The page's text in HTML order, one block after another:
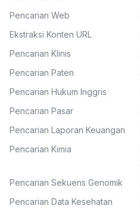
Pencarian Web
Ekstraksi Konten URL
Pencarian Klinis
Pencarian Paten
Pencarian Hukum Inggris
Pencarian Pasar
Pencarian Laporan Keuangan
Pencarian Kimia
Pencarian Sekuens Genomik
Pencarian Data Kesehatan